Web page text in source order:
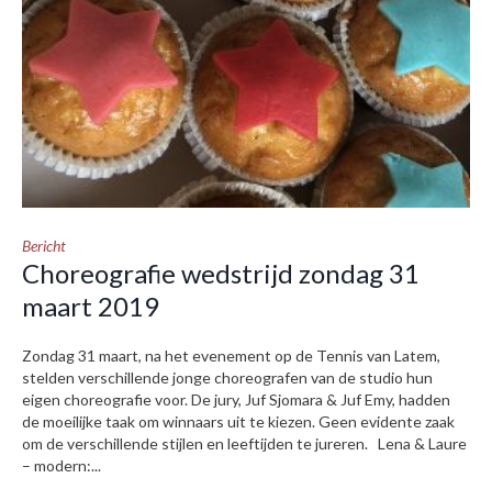
Bericht
Choreografie wedstrijd zondag 31
maart 2019
Zondag 31 maart, na het evenement op de Tennis van Latem,
stelden verschillende jonge choreografen van de studio hun
eigen choreografie voor. De jury, Juf Sjomara & Juf Emy, hadden
de moeilijke taak om winnaars uit te kiezen. Geen evidente zaak
om de verschillende stijlen en leeftijden te jureren. Lena & Laure
– modern:...